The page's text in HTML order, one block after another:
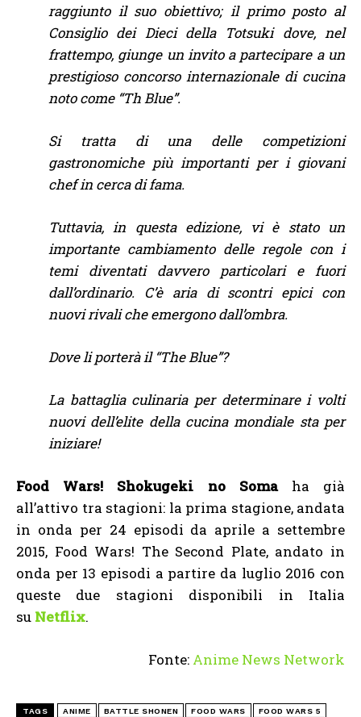
raggiunto il suo obiettivo; il primo posto al
Consiglio dei Dieci della Totsuki dove, nel
frattempo, giunge un invito a partecipare a un
prestigioso concorso internazionale di cucina
noto come “Th Blue”.
Si tratta di una delle competizioni
gastronomiche più importanti per i giovani
chef in cerca di fama.
Tuttavia, in questa edizione, vi è stato un
importante cambiamento delle regole con i
temi diventati davvero particolari e fuori
dall’ordinario. C’è aria di scontri epici con
nuovi rivali che emergono dall’ombra.
Dove li porterà il “The Blue”?
La battaglia culinaria per determinare i volti
nuovi dell’elite della cucina mondiale sta per
iniziare!
Food Wars! Shokugeki no Somaha già
all’attivo tra stagioni: la prima stagione, andata
in onda per 24 episodi da aprile a settembre
2015, Food Wars! The Second Plate, andato in
onda per 13 episodi a partire da luglio 2016 con
queste due stagioni disponibili in Italia
su Netflix.
Fonte: Anime News Network
TAGS ANIME BATTLE SHONEN FOOD WARS FOOD WARS 5